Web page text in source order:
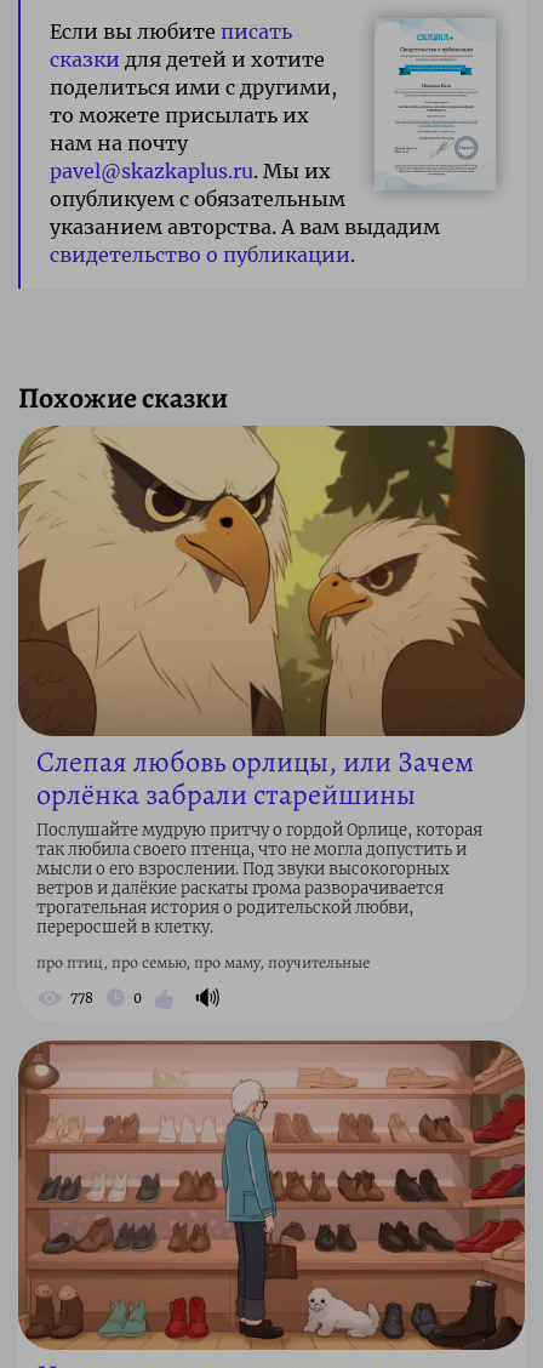
Если вы любите писать
сказки для детей и хотите
поделиться ими с другими,
то можете присылать их
нам на почту
pavel@skazkaplus.ru. Мы их
опубликуем с обязательным
указанием авторства. А вам выдадим
свидетельство о публикации.
Похожие сказки
Слепая любовь орлицы, или Зачем
орлёнка забрали старейшины
Послушайте мудрую притчу о гордой Орлице, которая
так любила своего птенца, что не могла допустить и
мысли о его взрослении. Под звуки высокогорных
ветров и далёкие раскаты грома разворачивается
трогательная история о родительской любви,
переросшей в клетку.
про птиц, про семью, про маму, поучительные
778 0 🔊